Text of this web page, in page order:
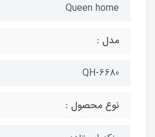
Queen home
مدل :
QH-6680
نوع محصول :